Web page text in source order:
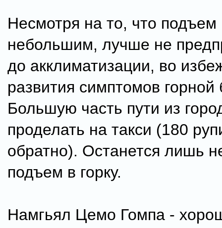
Несмотря на то, что подъем
небольшим, лучше не
до акклиматизации, во
развития симптомов горной
Большую часть пути из
проделать на такси (180
обратно). Останется лишь
подъем в горку.
Намгьял Цемо Гомпа -